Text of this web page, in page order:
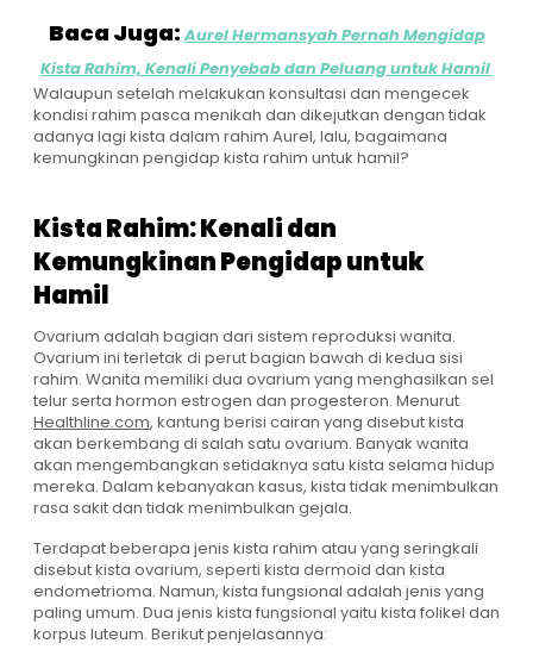
Baca Juga:Aurel Hermansyah Pernah Mengidap
Kista Rahim, Kenali Penyebab dan Peluang untuk Hamil
Walaupun setelah melakukan konsultasi dan mengecek
kondisi rahim pasca menikah dan dikejutkan dengan tidak
adanya lagi kista dalam rahim Aurel, lalu, bagaimana
kemungkinan pengidap kista rahim untuk hamil?
Kista Rahim: Kenali dan
Kemungkinan Pengidap untuk
Hamil
Ovarium adalah bagian dari sistem reproduksi wanita.
Ovarium ini terletak di perut bagian bawah di kedua sisi
rahim. Wanita memiliki dua ovarium yang menghasilkan sel
telur serta hormon estrogen dan progesteron. Menurut
Healthline.com, kantung berisi cairan yang disebut kista
akan berkembang di salah satu ovarium. Banyak wanita
akan mengembangkan setidaknya satu kista selama hidup
mereka. Dalam kebanyakan kasus, kista tidak menimbulkan
rasa sakit dan tidak menimbulkan gejala.
Terdapat beberapa jenis kista rahim atau yang seringkali
disebut kista ovarium, seperti kista dermoid dan kista
endometrioma. Namun, kista fungsional adalah jenis yang
paling umum. Dua jenis kista fungsional yaitu kista folikel dan
korpus luteum. Berikut penjelasannya: